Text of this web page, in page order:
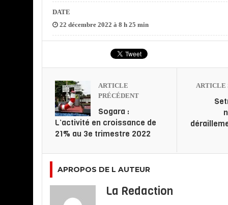
DATE
22 décembre 2022 à 8 h 25 min
ARTICLE
PRÉCÉDENT
Sogara :
L’activité en croissance de
21% au 3e trimestre 2022
ARTICLE
APROPOS DE L AUTEUR
La Redaction